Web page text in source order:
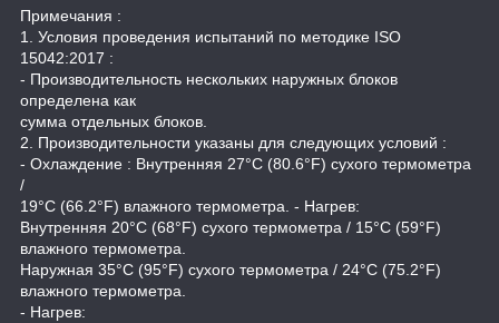
Примечания :
1. Условия проведения испытаний по методике ISO
15042:2017 :
- Производительность нескольких наружных блоков
определена как
сумма отдельных блоков.
2. Производительности указаны для следующих условий :
- Охлаждение : Внутренняя 27°C (80.6°F) сухого термометра
/
19°C (66.2°F) влажного термометра. - Нагрев:
Внутренняя 20°C (68°F) сухого термометра / 15°C (59°F)
влажного термометра.
Наружная 35°C (95°F) сухого термометра / 24°C (75.2°F)
влажного термометра.
- Нагрев: